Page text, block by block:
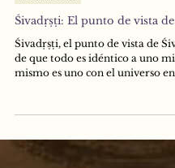
21 oct 2025
Shaivismo Trika
Śivadṛṣṭi: El punto de vista de
mismo es uno con el universo
(inherencia en Śiva) que lleva
Liberación. Este estado de Śiva